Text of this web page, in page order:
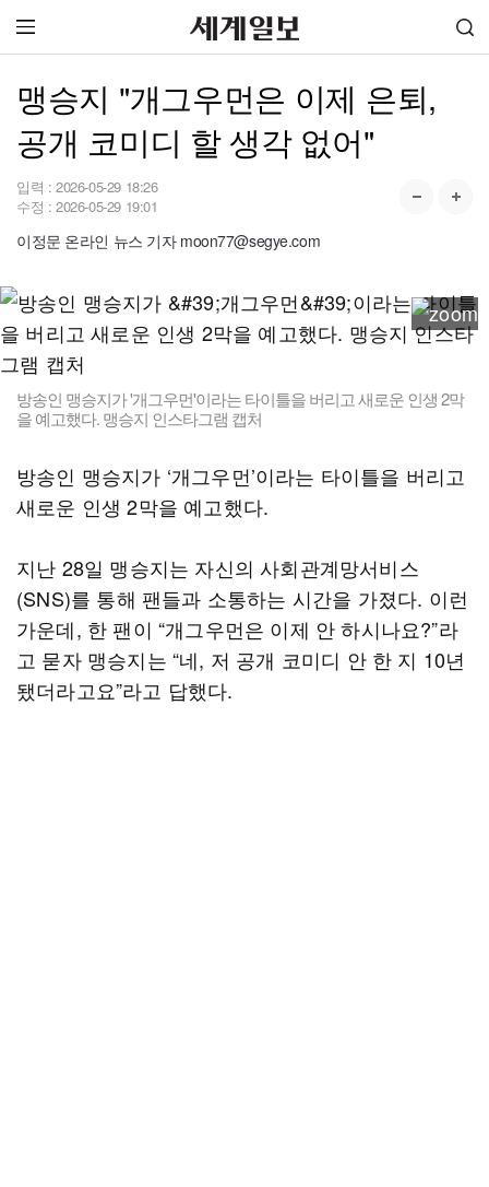
맹승지 "개그우먼은 이제 은퇴,
공개 코미디 할 생각 없어"
입력 : 2026-05-29 18:26
수정 : 2026-05-29 19:01
이정문 온라인 뉴스 기자 moon77@segye.com
방송인 맹승지가 '개그우먼'이라는 타이틀을 버리고 새로운 인생 2막
을 예고했다. 맹승지 인스타그램 캡처
방송인 맹승지가 ‘개그우먼’이라는 타이틀을 버리고
새로운 인생 2막을 예고했다.
지난 28일 맹승지는 자신의 사회관계망서비스
(SNS)를 통해 팬들과 소통하는 시간을 가졌다. 이런
가운데, 한 팬이 “개그우먼은 이제 안 하시나요?”라
고 묻자 맹승지는 “네, 저 공개 코미디 안 한 지 10년
됐더라고요”라고 답했다.